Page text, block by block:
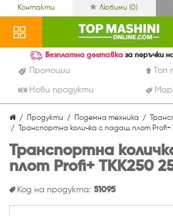
Контакти Любими (0)
Промоции Топ
Нови продукти
Безплатна доставка за поръчки
Продукти Подемна техника
Транспортна количка с падащ плот Profi+
Транспортна
плот Profi+ TKK250
Код на продукта: 51095